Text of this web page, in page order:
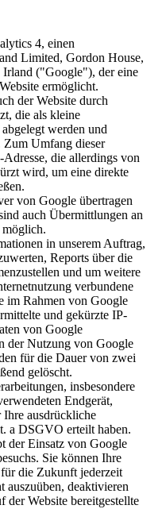
4, einen
Limited, Gordon House,
("Google"), der eine
ermöglicht.
der Website durch
die als kleine
werden und
Zum Umfang dieser
die allerdings von
wird, um eine direkte
von Google übertragen
auch Übermittlungen an
in unserem Auftrag,
Reports über die
und um weitere
verbundene
im Rahmen von Google
und gekürzte IP-
von Google
der Nutzung von Google
für die Dauer von zwei
gelöscht.
insbesondere
Endgerät,
ausdrückliche
a DSGVO erteilt haben.
der Einsatz von Google
Sie können Ihre
die Zukunft jederzeit
deaktivieren
der Website bereitgestellte